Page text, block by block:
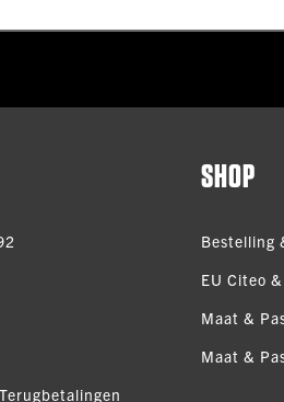
SHOP
Bestelling
EU Citeo
Maat &
Maat &